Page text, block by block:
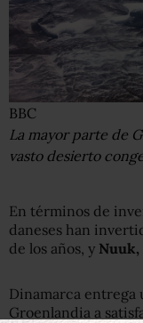
BBC
La mayor parte de
vasto desierto
En términos de
daneses han
de los años, y Nuuk,
Dinamarca entrega
Groenlandia a